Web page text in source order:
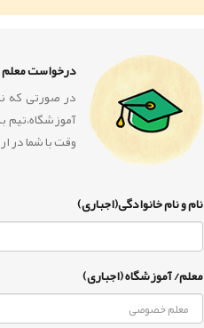
درخواست
در صورتی که
وقت با شما در
نام و نام خانوادگی(اجباری)
معلم/ آموزشگاه (اجباری)